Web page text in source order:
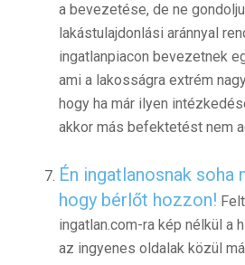
a bevezetése, de ne
lakástulajdonlási aránnyal
ingatlanpiacon bevezetnek
ami a lakosságra extrém
hogy ha már ilyen
akkor más befektetést nem
Én ingatlanosnak soha
hogy bérlőt hozzon!
ingatlan.com-ra kép nélkül a
az ingyenes oldalak közül